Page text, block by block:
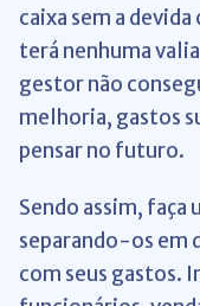
caixa sem a
terá nenhuma
gestor não
melhoria, gastos
pensar no futuro.
Sendo assim,
separando-os em
com seus gastos.